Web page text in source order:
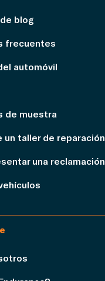
blog
frecuentes
automóvil
de muestra
un taller de reparación
una reclamación